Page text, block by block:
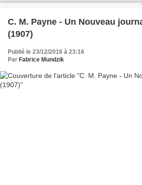
C. M. Payne - Un Nouveau
(1907)
Publié le 23/12/2016 à 23:16
Par Fabrice Mundzik